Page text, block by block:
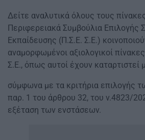
Δείτε αναλυτικά όλους τους
Περιφερειακά Συμβούλια Επιλογής
Εκπαίδευσης (Π.Σ.Ε. Σ.Ε.)
αναμορφωμένοι αξιολογικοί
Σ.Ε., όπως αυτοί έχουν καταρτιστεί
σύμφωνα με τα κριτήρια επιλογής
παρ. 1 του άρθρου 32, του ν.4823/
εξέταση των ενστάσεων.